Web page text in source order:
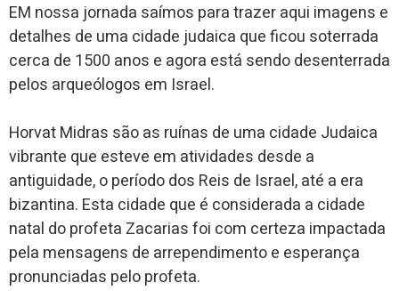
EM nossa jornada saímos para trazer aqui imagens e
detalhes de uma cidade judaica que ficou soterrada
cerca de 1500 anos e agora está sendo desenterrada
pelos arqueólogos em Israel.
Horvat Midras são as ruínas de uma cidade Judaica
vibrante que esteve em atividades desde a
antiguidade, o período dos Reis de Israel, até a era
bizantina. Esta cidade que é considerada a cidade
natal do profeta Zacarias foi com certeza impactada
pela mensagens de arrependimento e esperança
pronunciadas pelo profeta.